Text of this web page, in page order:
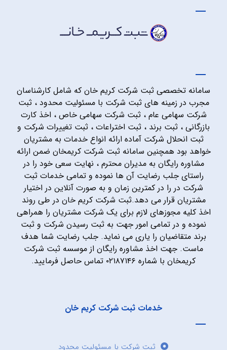
سامانه تخصصی ثبت شرکت کریم خان که شامل کارشناسان
مجرب در زمینه های ثبت شرکت با مسئولیت محدود ، ثبت
شرکت سهامی عام ، ثبت شرکت سهامی خاص ، اخذ کارت
بازرگانی ، ثبت برند ، ثبت اختراعات ، ثبت تغییرات شرکت و
ثبت انحلال شرکت آماده ارائه انواع خدمات به مشتریان
خواهد بود همچنین سامانه ثبت شرکت کریمخان ضمن ارائه
مشاوره رایگان به مدیران محترم ، نهایت سعی خود را در
راستای جلب رضایت آن ها نموده و تمامی خدمات ثبت
شرکت در را در کمترین زمان و به صورت آنلاین در اختیار
مشتریان قرار می دهد.ثبت شرکت کریم خان در طی روند
اخذ کلیه مجوزهای لازم برای یک شرکت مشتریان را همراهی
نموده و در تمامی امور جهت به ثبت رسیدن شرکت و ثبت
برند متقاضیان را یاری می نماید. جلب رضایت شما هدف
ماست. جهت اخذ مشاوره رایگان از موسسه ثبت شرکت
کریمخان با شماره ۰۲۱۸۷۱۴۶ تماس حاصل فرمایید.
خدمات ثبت شرکت کریم خان
ثبت شرکت با مسئولیت محدود